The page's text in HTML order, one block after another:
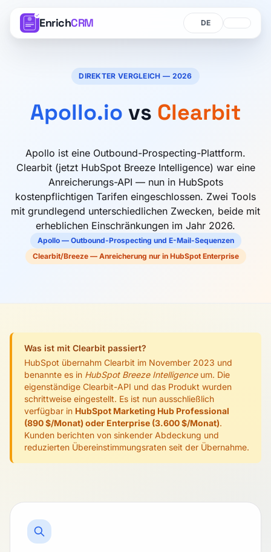
EnrichCRM Sprache
Sprache
DIREKTER VERGLEICH — 2026
Apollo.io vs Clearbit
Apollo ist eine Outbound-Prospecting-Plattform.
Clearbit (jetzt HubSpot Breeze Intelligence) war eine
Anreicherungs-API — nun in HubSpots
kostenpflichtigen Tarifen eingeschlossen. Zwei Tools
mit grundlegend unterschiedlichen Zwecken, beide mit
erheblichen Einschränkungen im Jahr 2026.
Apollo — Outbound-Prospecting und E-Mail-Sequenzen
Clearbit/Breeze — Anreicherung nur in HubSpot Enterprise
Was ist mit Clearbit passiert?
HubSpot übernahm Clearbit im November 2023 und
benannte es in HubSpot Breeze Intelligenceum. Die
eigenständige Clearbit-API und das Produkt wurden
schrittweise eingestellt. Es ist nun ausschließlich
verfügbar in HubSpot Marketing Hub Professional
(890 $/Monat) oder Enterprise (3.600 $/Monat).
Kunden berichten von sinkender Abdeckung und
reduzierten Übereinstimmungsraten seit der Übernahme.